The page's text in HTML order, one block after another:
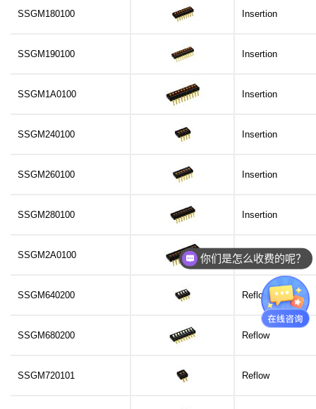
SSGM180100 Insertion
SSGM190100 Insertion
SSGM1A0100 Insertion
SSGM240100 Insertion
SSGM260100 Insertion
SSGM280100 Insertion
SSGM2A0100 Insertion
SSGM640200 Reflow
SSGM680200 Reflow
SSGM720101 Reflow
你们是怎么收费的呢？